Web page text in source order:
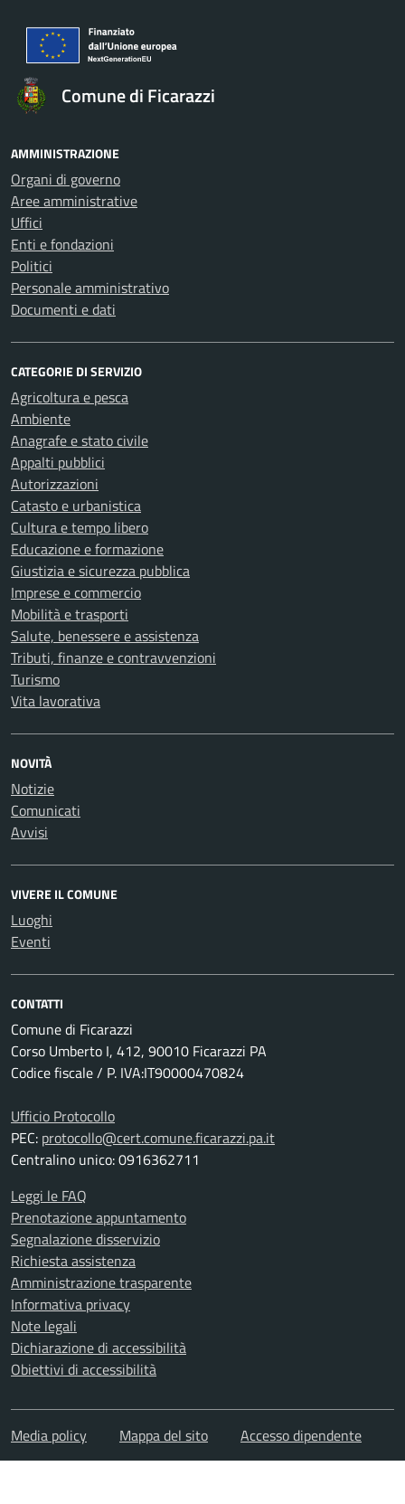
Comune di Ficarazzi
AMMINISTRAZIONE
Organi di governo
Aree amministrative
Uffici
Enti e fondazioni
Politici
Personale amministrativo
Documenti e dati
CATEGORIE DI SERVIZIO
Agricoltura e pesca
Ambiente
Anagrafe e stato civile
Appalti pubblici
Autorizzazioni
Catasto e urbanistica
Cultura e tempo libero
Educazione e formazione
Giustizia e sicurezza pubblica
Imprese e commercio
Mobilità e trasporti
Salute, benessere e assistenza
Tributi, finanze e contravvenzioni
Turismo
Vita lavorativa
NOVITÀ
Notizie
Comunicati
Avvisi
VIVERE IL COMUNE
Luoghi
Eventi
CONTATTI
Comune di Ficarazzi
Corso Umberto I, 412, 90010 Ficarazzi PA
Codice fiscale / P. IVA:IT90000470824
Ufficio Protocollo
PEC: protocollo@cert.comune.ficarazzi.pa.it
Centralino unico: 0916362711
Leggi le FAQ
Prenotazione appuntamento
Segnalazione disservizio
Richiesta assistenza
Amministrazione trasparente
Informativa privacy
Note legali
Dichiarazione di accessibilità
Obiettivi di accessibilità
Media policy Mappa del sito Accesso dipendente